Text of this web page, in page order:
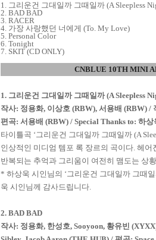
1. 그리운건 그대일까 그때일까 (A Sleepless
2. BAD BAD
3. RACER
4. 가장 사랑했던 너에게 (To. My Love)
5. Personal Color
6. Tonight
7. SKIT (CD ONLY)
CNBLUE 10TH MINI
1. 그리운건 그대일까 그때일까(A Sleepless
작사: 정용화, 이상호 (RBW), 서용배 (RBW) /
편곡: 서용배 (RBW) / Special Thanks to: 하상
타이틀곡 ‘그리운건 그대일까 그때일까 (A
인상적인 미디엄 템포 록 장르의 곡이다. 헤어
반복되는 추억과 그리움이 여전히 맴도는 상
* 하상욱 시인님의 ‘그리운건 그대일까 그때
욱 시인님께 감사드립니다.
2. BAD BAD
작사: 정용화, 한성호, Sooyoon, 황유빈